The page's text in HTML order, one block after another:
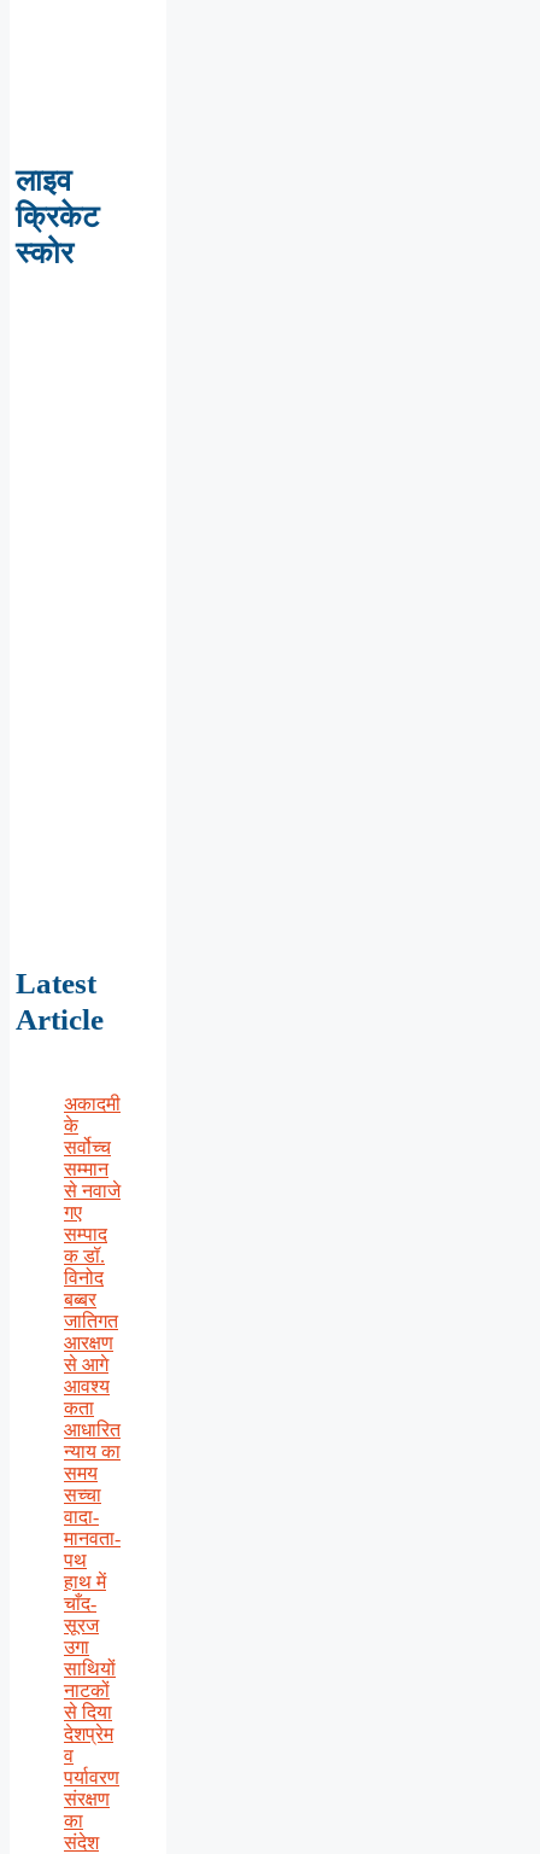
लाइव
क्रिकेट
स्कोर
Latest
Article
अकादमी
के
सर्वोच्च
सम्मान
से नवाजे
गए
सम्पाद
क डॉ.
विनोद
बब्बर
जातिगत
आरक्षण
से आगे
आवश्य
कता
आधारित
न्याय का
समय
सच्चा
वादा-
मानवता-
पथ
हाथ में
चाँद-
सूरज
उगा
साथियों
नाटकों
से दिया
देशप्रेम
व
पर्यावरण
संरक्षण
का
संदेश